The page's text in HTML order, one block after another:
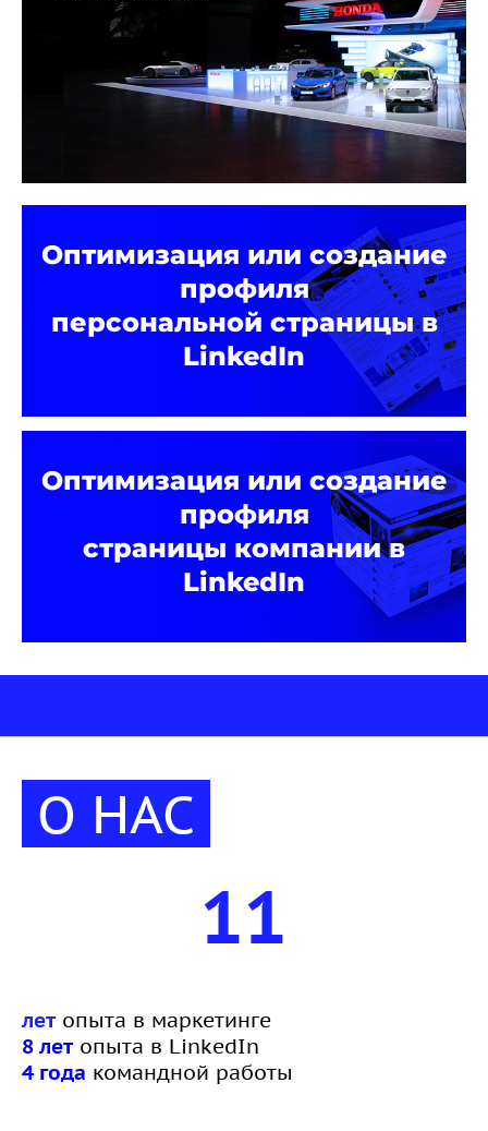
Оптимизация или создание
профиля
персональной страницы в
LinkedIn
Оптимизация или создание
профиля
страницы компании в
LinkedIn
О НАС
11
летопыта в маркетинге
8 летопыта в LinkedIn
4 года командной работы